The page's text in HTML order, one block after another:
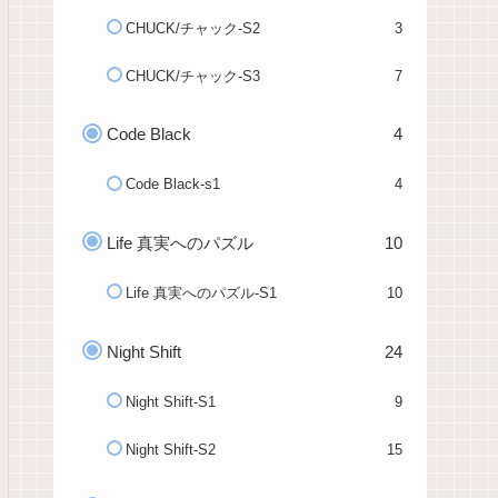
CHUCK/チャック-S2 3
CHUCK/チャック-S3 7
Code Black 4
Code Black-s1 4
Life 真実へのパズル 10
Life 真実へのパズル-S1 10
Night Shift 24
Night Shift-S1 9
Night Shift-S2 15